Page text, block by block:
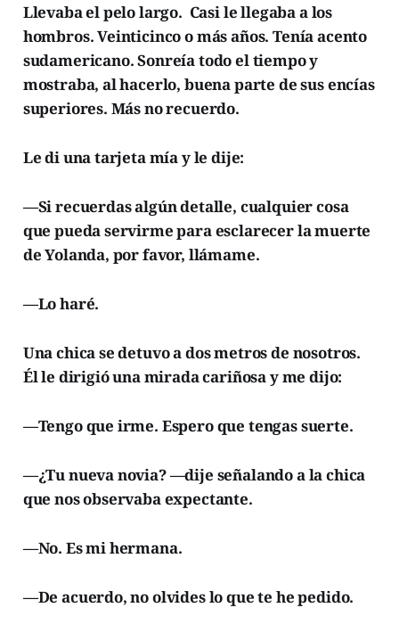
Llevaba el pelo largo. Casi le llegaba a los
hombros. Veinticinco o más años. Tenía acento
sudamericano. Sonreía todo el tiempo y
mostraba, al hacerlo, buena parte de sus encías
superiores. Más no recuerdo.
Le di una tarjeta mía y le dije:
—Si recuerdas algún detalle, cualquier cosa
que pueda servirme para esclarecer la muerte
de Yolanda, por favor, llámame.
—Lo haré.
Una chica se detuvo a dos metros de nosotros.
Él le dirigió una mirada cariñosa y me dijo:
—Tengo que irme. Espero que tengas suerte.
—¿Tu nueva novia? —dije señalando a la chica
que nos observaba expectante.
—No. Es mi hermana.
—De acuerdo, no olvides lo que te he pedido.